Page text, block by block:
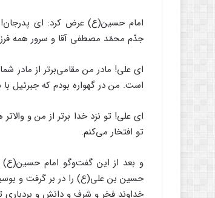
امام حسین(ع) عرض کرد: ای پدرجان!
جدّم محمّد مصطفی آقا و سرور همه
ای علی! مادر من مقامی‌برتر از مادر
است. من در گهواره بودم که جبرئیل
ای علی! تو نزد خدا برتر از من و
تو افتخار می‌کنم.
و بعد از این گفت‌وگو امام
حسین بن علی(ع) را در بر گرفت و
خداوند فخر و شرف و دانش و بردباری تو